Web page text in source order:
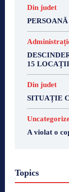
Din judet
15 LOCAȚII
Din judet
SITUAȚIE
A violat o
Topics